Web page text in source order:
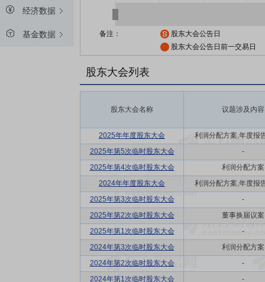
经济数据
基金数据 备注：
股东大会公告日
股东大会公告日前一交易日
股东大会列表
股东大会名称 议题涉及内容
2025年年度股东大会
利润分配方案,年度报
2025年第5次临时股东大会
-
2025年第4次临时股东大会
利润分配方案
2024年年度股东大会
利润分配方案,年度报
2025年第3次临时股东大会
-
2025年第2次临时股东大会
董事换届议案
2025年第1次临时股东大会
-
2024年第3次临时股东大会
利润分配方案
2024年第2次临时股东大会
-
2024年第1次临时股东大会
-